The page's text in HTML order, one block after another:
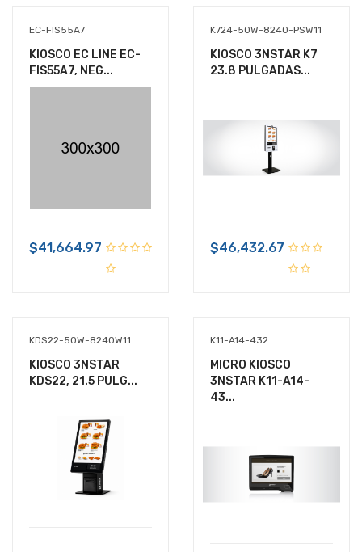
EC-FIS55A7
KIOSCO EC LINE EC-
FIS55A7, NEG...
$41,664.97
K724-50W-8240-PSW11
KIOSCO 3NSTAR K7
23.8 PULGADAS...
$46,432.67
KDS22-50W-8240W11
KIOSCO 3NSTAR
KDS22, 21.5 PULG...
K11-A14-432
MICRO KIOSCO
3NSTAR K11-A14-
43...